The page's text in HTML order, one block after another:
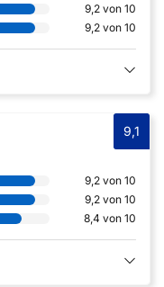
9,2 von 10
9,2 von 10
9,1
9,2 von 10
9,2 von 10
8,4 von 10